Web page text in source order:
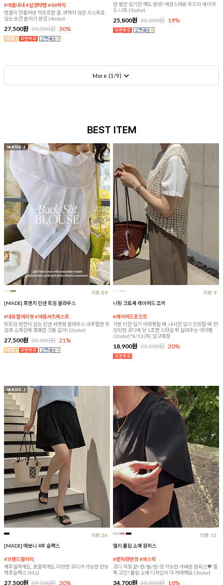
#여름내내 #살안타템 #88까지
텐셀이 만들어낸 차르르한 결, 과하지 않은 시스루로
입는 순간 분위기 완성 (4color)
27,500원 39,500원 30%
한 벌만 입기만 해도 완성! 여성스러운 무드의 레이어
드 니트 (3color)
25,800원 32,000원 19%
More (1 /9)
BEST ITEM
리뷰:89
[MADE] 프렌치 린넨 트임 블라우스
#네츄럴여리핏 #여름셔츠베스트
뒷트임 반전이 있는 린넨 셔켓형 블라우스 내추럴한 핏
감과 소재감에 경쾌한 크롭 길이! (2color)
27,500원 35,000원 21%
리뷰:9
니팅 크로셰 레이어드 조끼
#레이어드포인트
기본 티만 입기 어정쩡할 때, 나시만 입기 민망할 때 굿!
밋밋한 코디에 단 1초면 스타일 확 살려주는 아이템
(2color)*8/13(목) 입고예정
18,900원 23,500원 20%
리뷰:26
[MADE] 에보니 4부 슬랙스
#브랜드퀄리티
캐주얼하게도, 포멀하게도 다양한 코디가 가능한 만능
하프슬랙스 (M,L)
27,500원 39,500원 30%
리뷰:12
앨리 튤립 소매 원피스
#쫀득한텐션 #바스락
코디 걱정 끝! 한/벌/완/성 가능한 가벼운 원피스♥ 팔
뚝 고민? 튤립 소매 디자인이 다 커버해요 (3color)
34,700원 38,500원 10%